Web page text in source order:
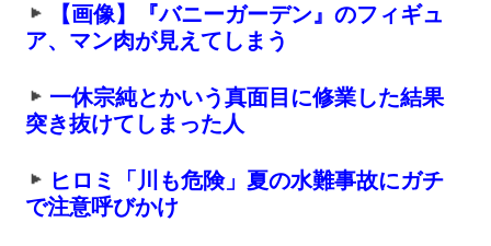
【画像】『バニーガーデン』のフィギュ
ア、マン肉が見えてしまう
一休宗純とかいう真面目に修業した結果
突き抜けてしまった人
ヒロミ「川も危険」夏の水難事故にガチ
で注意呼びかけ